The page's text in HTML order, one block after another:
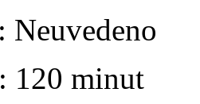
Neuvedeno
120 minut